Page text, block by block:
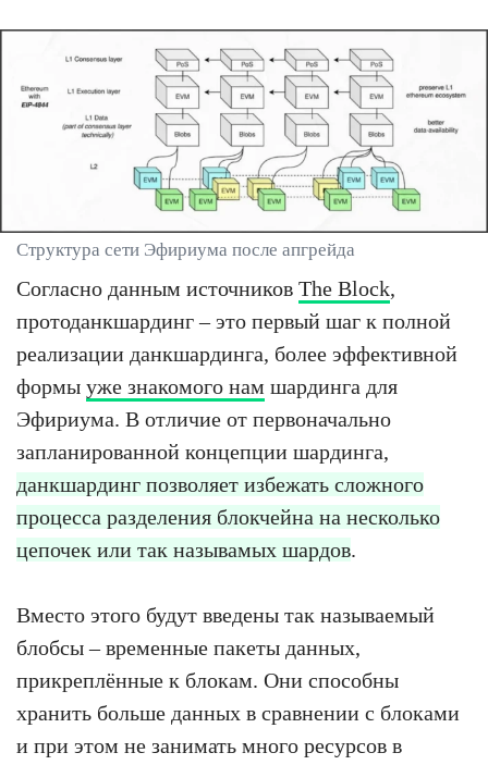
Структура сети Эфириума после апгрейда
Согласно данным источников The Block,
протоданкшардинг – это первый шаг к полной
реализации данкшардинга, более эффективной
формы уже знакомого нам шардинга для
Эфириума. В отличие от первоначально
запланированной концепции шардинга,
данкшардинг позволяет избежать сложного
процесса разделения блокчейна на несколько
цепочек или так называмых шардов.
Вместо этого будут введены так называемый
блобсы – временные пакеты данных,
прикреплённые к блокам. Они способны
хранить больше данных в сравнении с блоками
и при этом не занимать много ресурсов в